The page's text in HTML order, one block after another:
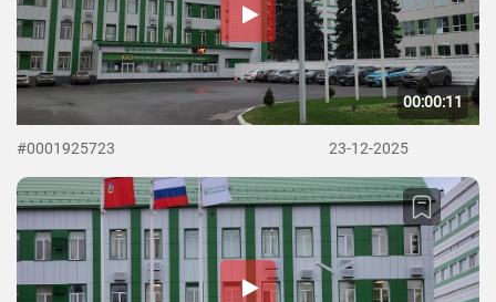
00:00:11
#0001925723 23-12-2025